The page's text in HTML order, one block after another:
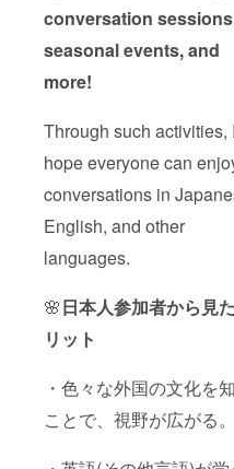
conversation
seasonal events, and
more!
Through such activities, I
hope everyone can
conversations in
English, and other
languages.
🌸日本人参加者から見
リット
・色々な外国の文化を
ことで、視野が広がる。